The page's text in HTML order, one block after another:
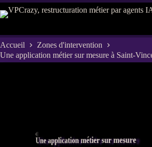
Passer
au
Accueil
Zones d'intervention
Une application métier sur mesure à Saint-
Une application métier sur mesure